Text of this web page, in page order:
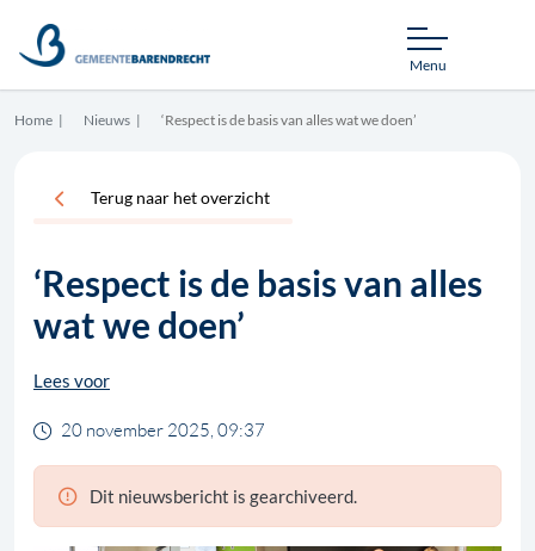
Menu
Home Nieuws ‘Respect is de basis van alles wat we doen’
Terug naar het overzicht
‘Respect is de basis van alles
wat we doen’
Lees voor
20 november 2025, 09:37
Dit nieuwsbericht is gearchiveerd.